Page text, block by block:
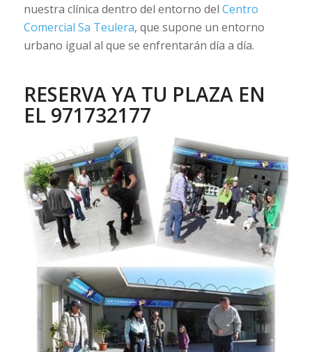
nuestra clínica dentro del entorno del Centro
Comercial Sa Teulera, que supone un entorno
urbano igual al que se enfrentarán día a día.
RESERVA YA TU PLAZA EN
EL 971732177